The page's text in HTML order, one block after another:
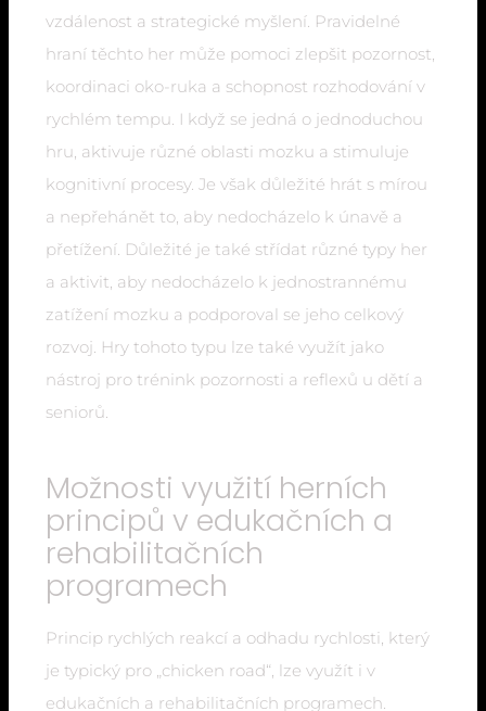
vzdálenost a strategické myšlení. Pravidelné
hraní těchto her může pomoci zlepšit pozornost,
koordinaci oko-ruka a schopnost rozhodování v
rychlém tempu. I když se jedná o jednoduchou
hru, aktivuje různé oblasti mozku a stimuluje
kognitivní procesy. Je však důležité hrát s mírou
a nepřehánět to, aby nedocházelo k únavě a
přetížení. Důležité je také střídat různé typy her
a aktivit, aby nedocházelo k jednostrannému
zatížení mozku a podporoval se jeho celkový
rozvoj. Hry tohoto typu lze také využít jako
nástroj pro trénink pozornosti a reflexů u dětí a
seniorů.
Možnosti využití herních
principů v edukačních a
rehabilitačních
programech
Princip rychlých reakcí a odhadu rychlosti, který
je typický pro „chicken road“, lze využít i v
edukačních a rehabilitačních programech.